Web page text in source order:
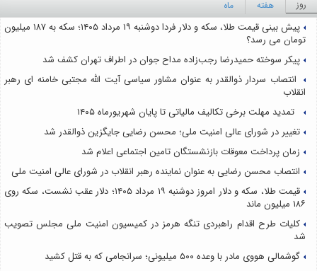
روز هفته ماه
پیش بینی قیمت طلا، سکه و دلار فردا دوشنبه ۱۹ مرداد ۱۴۰۵؛ سکه به ۱۸۷ میلیون
تومان می رسد؟
پیکر سوخته حمیدرضا رجب‌زاده مداح جوان در اطراف تهران کشف شد
انتصاب سردار ذوالقدر به عنوان مشاور سیاسی آیت الله مجتبی خامنه ای رهبر
انقلاب
تمدید مهلت برخی تکالیف مالیاتی تا پایان شهریورماه ۱۴۰۵
تغییر در شورای عالی امنیت ملی؛ محسن رضایی جایگزین ذوالقدر شد
زمان پرداخت معوقات بازنشستگان تامین اجتماعی اعلام شد
انتصاب محسن رضایی به عنوان نماینده رهبر انقلاب در شورای عالی امنیت ملی
قیمت طلا، سکه و دلار امروز دوشنبه ۱۹ مرداد ۱۴۰۵؛ دلار عقب نشست، سکه روی
۱۸۶ میلیون ماند
کلیات طرح اقدام راهبردی تنگه هرمز در کمیسیون امنیت ملی مجلس تصویب
شد
گوشمالی هووی مادر با وعده ۵۰۰ میلیونی؛ سرانجامی که به قتل کشید